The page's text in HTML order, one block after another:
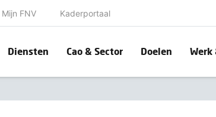
Mijn FNV Kaderportaal
Diensten Cao & Sector Doelen Werk